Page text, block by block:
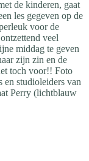
de kinderen, gaat
les gegeven op de
voor de
veel
middag te geven
zijn zin en de
toch voor!! Foto
studioleiders van
Perry (lichtblauw